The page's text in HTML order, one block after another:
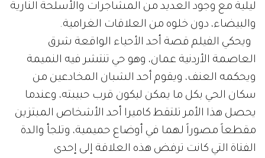
ليلية مع وجود العديد من المشاجرات والأسلحة النارية
والبيضاء، دون خلوه من العلاقات الغرامية.
ويحكي الفيلم قصة أحد الأحياء الواقعة شرق
العاصمة الأردنية عمان، وهو حي تنتشر فيه النميمة
ويحكمه العنف، ويقوم أحد الشبان المخادعين من
سكان الحي بكل ما يمكن ليكون قرب حبيبته، وعندما
يحصل هذا الأمر تلتقط كاميرا أحد الأشخاص المبتزين
مقطعاً مصوراً لهما في أوضاع حميمية، وتلجأ والدة
الفتاة التي كانت ترفض هذه العلاقة إلى إحدى